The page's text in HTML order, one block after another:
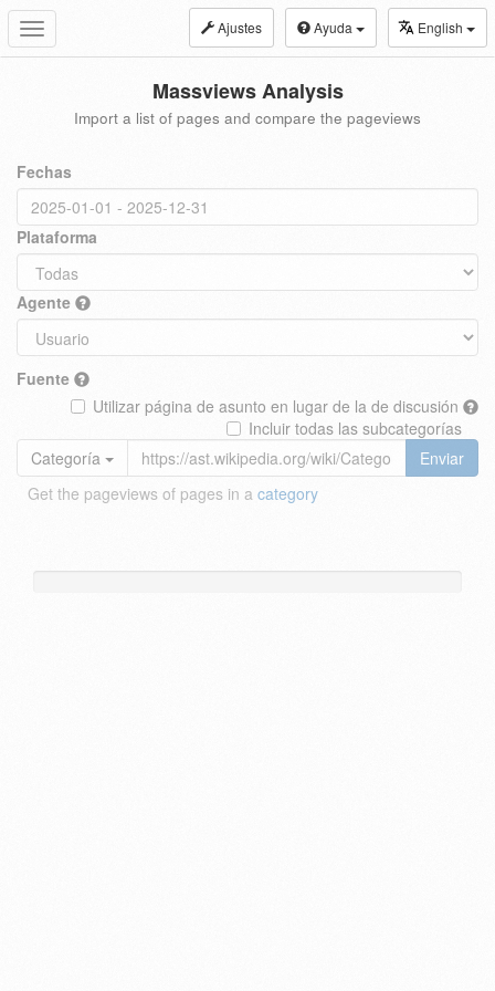
Toggle
navigation
Ajustes Ayuda English
Massviews Analysis
Import a list of pages and compare the pageviews
Fechas
Plataforma
Agente
Fuente
Utilizar página de asunto en lugar de la de discusión
Incluir todas las subcategorías
Categoría
Enviar
Get the pageviews of pages in a category